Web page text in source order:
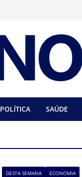
POLÍTICA SAÚDE
DESTA SEMANA ECONOMIA